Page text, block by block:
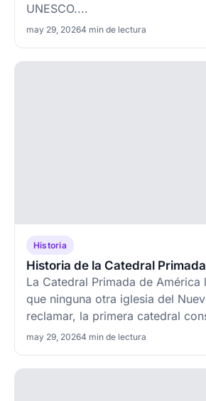
UNESCO....
may 29, 20264 min de lectura
Historia
Historia de la Catedral
La Catedral Primada de América
que ninguna otra iglesia del
reclamar, la primera catedral
may 29, 20264 min de lectura